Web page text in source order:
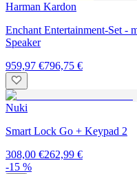
Harman Kardon
Enchant Entertainment-Set -
Speaker
959,97 €796,75 €
Nuki
Smart Lock Go + Keypad 2
308,00 €262,99 €
-15 %